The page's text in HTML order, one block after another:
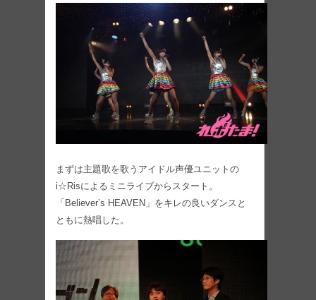
まずは主題歌を歌うアイドル声優ユニットの
i☆Risによるミニライブからスタート。
「Believer’s HEAVEN」をキレの良いダンスと
ともに熱唱した。